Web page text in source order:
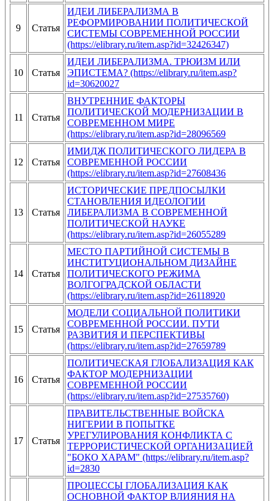
9 Статья
ИДЕИ ЛИБЕРАЛИЗМА В
РЕФОРМИРОВАНИИ ПОЛИТИЧЕСКОЙ
СИСТЕМЫ СОВРЕМЕННОЙ РОССИИ
(https://elibrary.ru/item.asp?id=32426347)
10 Статья
ИДЕИ ЛИБЕРАЛИЗМА. ТРЮИЗМ ИЛИ
ЭПИСТЕМА? (https://elibrary.ru/item.asp?
id=30620027
11 Статья
ВНУТРЕННИЕ ФАКТОРЫ
ПОЛИТИЧЕСКОЙ МОДЕРНИЗАЦИИ В
СОВРЕМЕННОМ МИРЕ
(https://elibrary.ru/item.asp?id=28096569
12 Статья
ИМИДЖ ПОЛИТИЧЕСКОГО ЛИДЕРА В
СОВРЕМЕННОЙ РОССИИ
(https://elibrary.ru/item.asp?id=27608436
13 Статья
ИСТОРИЧЕСКИЕ ПРЕДПОСЫЛКИ
СТАНОВЛЕНИЯ ИДЕОЛОГИИ
ЛИБЕРАЛИЗМА В СОВРЕМЕННОЙ
ПОЛИТИЧЕСКОЙ НАУКЕ
(https://elibrary.ru/item.asp?id=26055289
14 Статья
МЕСТО ПАРТИЙНОЙ СИСТЕМЫ В
ИНСТИТУЦИОНАЛЬНОМ ДИЗАЙНЕ
ПОЛИТИЧЕСКОГО РЕЖИМА
ВОЛГОГРАДСКОЙ ОБЛАСТИ
(https://elibrary.ru/item.asp?id=26118920
15 Статья
МОДЕЛИ СОЦИАЛЬНОЙ ПОЛИТИКИ
СОВРЕМЕННОЙ РОССИИ. ПУТИ
РАЗВИТИЯ И ПЕРСПЕКТИВЫ
(https://elibrary.ru/item.asp?id=27659789
16 Статья
ПОЛИТИЧЕСКАЯ ГЛОБАЛИЗАЦИЯ КАК
ФАКТОР МОДЕРНИЗАЦИИ
СОВРЕМЕННОЙ РОССИИ
(https://elibrary.ru/item.asp?id=27535760)
17 Статья
ПРАВИТЕЛЬСТВЕННЫЕ ВОЙСКА
НИГЕРИИ В ПОПЫТКЕ
УРЕГУЛИРОВАНИЯ КОНФЛИКТА С
ТЕРРОРИСТИЧЕСКОЙ ОРГАНИЗАЦИЕЙ
"БОКО ХАРАМ" (https://elibrary.ru/item.asp?
id=2830
ПРОЦЕССЫ ГЛОБАЛИЗАЦИЯ КАК
ОСНОВНОЙ ФАКТОР ВЛИЯНИЯ НА